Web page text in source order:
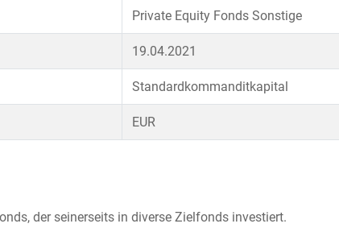
Private Equity Fonds Sonstige
19.04.2021
Standardkommanditkapital
EUR
der seinerseits in diverse Zielfonds investiert.